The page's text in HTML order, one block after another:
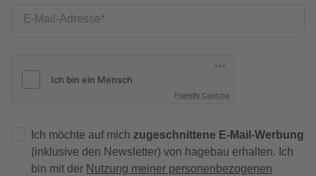
E-Mail-Adresse
Friendly Captcha
Ich möchte auf mich zugeschnittene E-Mail-Werbung
(inklusive den Newsletter) von hagebau erhalten. Ich
bin mit der Nutzung meiner personenbezogenen